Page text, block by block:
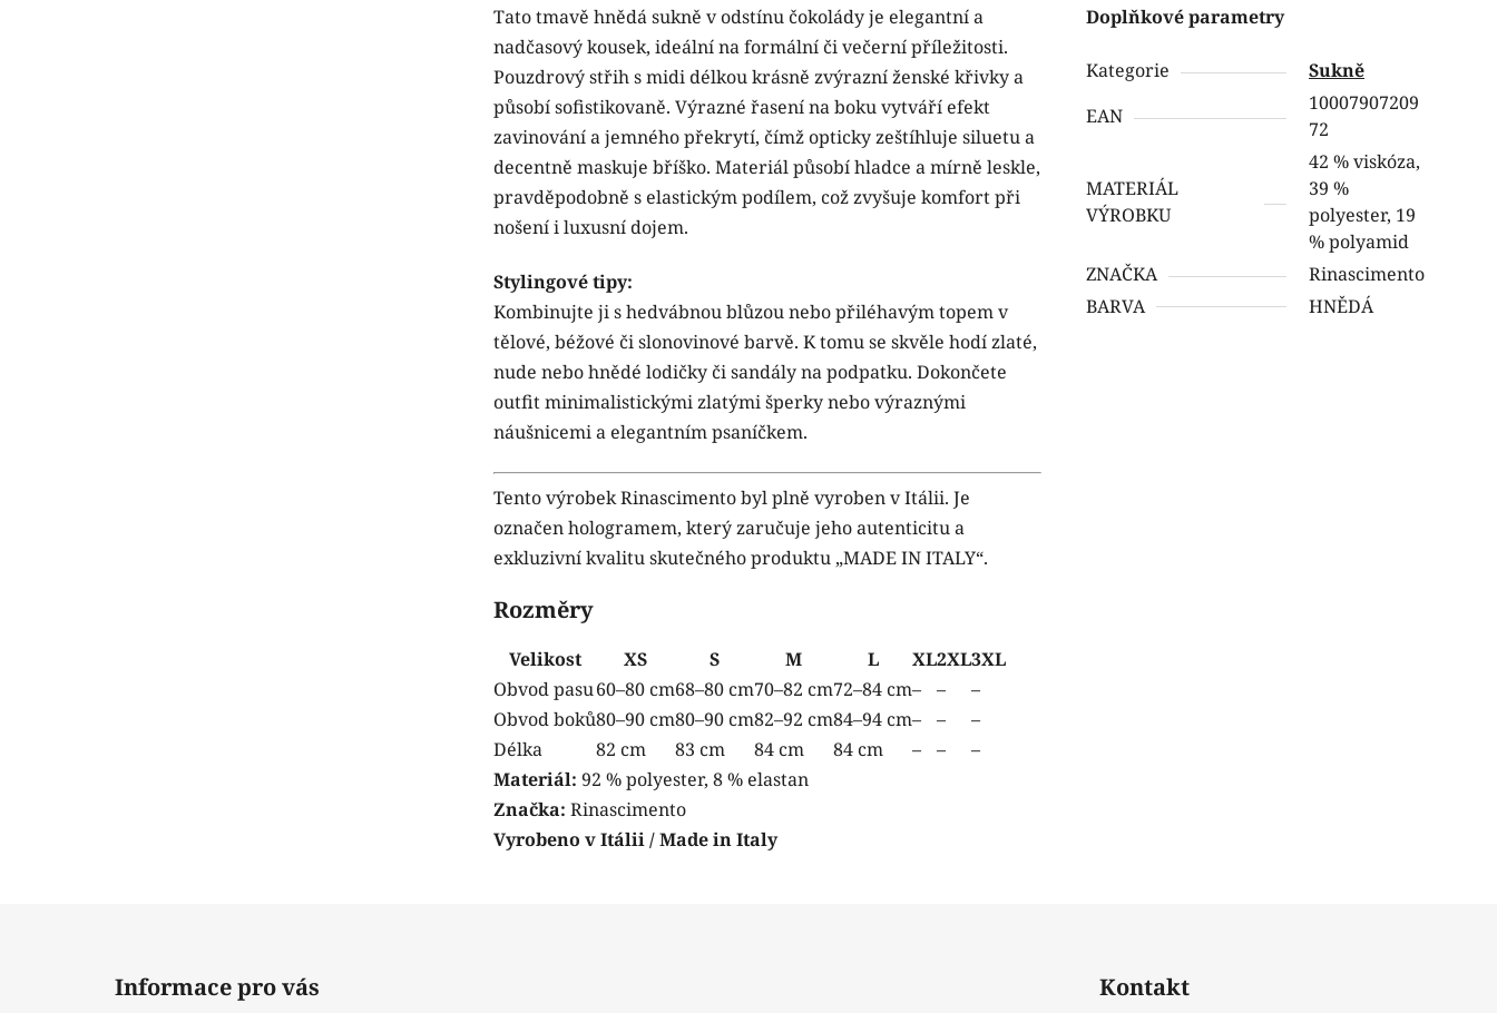
Tato tmavě hnědá sukně v odstínu čokolády je elegantní a
nadčasový kousek, ideální na formální či večerní příležitosti.
Pouzdrový střih s midi délkou krásně zvýrazní ženské křivky a
působí sofistikovaně. Výrazné řasení na boku vytváří efekt
zavinování a jemného překrytí, čímž opticky zeštíhluje siluetu a
decentně maskuje bříško. Materiál působí hladce a mírně leskle,
pravděpodobně s elastickým podílem, což zvyšuje komfort při
nošení i luxusní dojem.
Stylingové tipy:
Kombinujte ji s hedvábnou blůzou nebo přiléhavým topem v
tělové, béžové či slonovinové barvě. K tomu se skvěle hodí zlaté,
nude nebo hnědé lodičky či sandály na podpatku. Dokončete
outfit minimalistickými zlatými šperky nebo výraznými
náušnicemi a elegantním psaníčkem.
Tento výrobek Rinascimento byl plně vyroben v Itálii. Je
označen hologramem, který zaručuje jeho autenticitu a
exkluzivní kvalitu skutečného produktu „MADE IN ITALY“.
Rozměry
Velikost XS S M L XL2XL3XL
Obvod pasu60–80 cm68–80 cm70–82 cm72–84 cm– –
–
Obvod boků80–90 cm80–90 cm82–92 cm84–94 cm– –
–
Délka
82 cm 83 cm 84 cm 84 cm – –
–
Materiál: 92 % polyester, 8 % elastan
Značka: Rinascimento
Vyrobeno v Itálii / Made in Italy
Doplňkové parametry
Kategorie
Sukně
EAN
10007907209
72
MATERIÁL
VÝROBKU
42 % viskóza,
39 %
polyester, 19
% polyamid
ZNAČKA
Rinascimento
BARVA
HNĚDÁ
Informace pro vás Kontakt